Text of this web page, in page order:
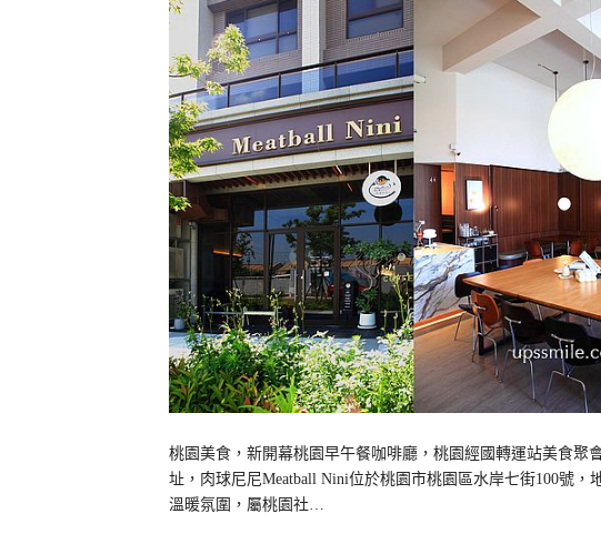
桃園美食，新開幕桃園早午餐咖啡廳，桃園經國轉運站美食聚
址，肉球尼尼Meatball Nini位於桃園市桃園區水岸七街100號
溫暖氛圍，屬桃園社…